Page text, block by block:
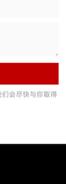
会尽快与你取得